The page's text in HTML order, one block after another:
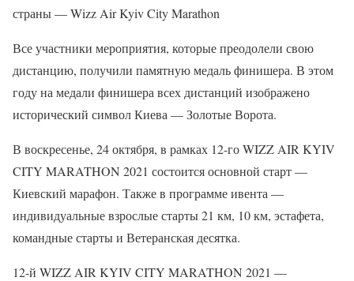
страны — Wizz Air Kyiv City Marathon
Все участники мероприятия, которые преодолели свою
дистанцию, получили памятную медаль финишера. В этом
году на медали финишера всех дистанций изображено
исторический символ Киева — Золотые Ворота.
В воскресенье, 24 октября, в рамках 12-го WIZZ AIR KYIV
CITY MARATHON 2021 состоится основной старт —
Киевский марафон. Также в программе ивента —
индивидуальные взрослые старты 21 км, 10 км, эстафета,
командные старты и Ветеранская десятка.
12-й WIZZ AIR KYIV CITY MARATHON 2021 —